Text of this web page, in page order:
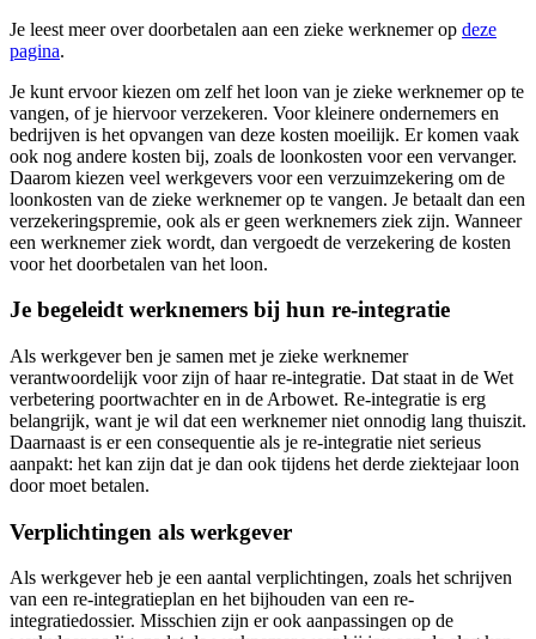
Je leest meer over doorbetalen aan een zieke werknemer op deze
pagina.
Je kunt ervoor kiezen om zelf het loon van je zieke werknemer op te
vangen, of je hiervoor verzekeren. Voor kleinere ondernemers en
bedrijven is het opvangen van deze kosten moeilijk. Er komen vaak
ook nog andere kosten bij, zoals de loonkosten voor een vervanger.
Daarom kiezen veel werkgevers voor een verzuimzekering om de
loonkosten van de zieke werknemer op te vangen. Je betaalt dan een
verzekeringspremie, ook als er geen werknemers ziek zijn. Wanneer
een werknemer ziek wordt, dan vergoedt de verzekering de kosten
voor het doorbetalen van het loon.
Je begeleidt werknemers bij hun re-integratie
Als werkgever ben je samen met je zieke werknemer
verantwoordelijk voor zijn of haar re-integratie. Dat staat in de Wet
verbetering poortwachter en in de Arbowet. Re-integratie is erg
belangrijk, want je wil dat een werknemer niet onnodig lang thuiszit.
Daarnaast is er een consequentie als je re-integratie niet serieus
aanpakt: het kan zijn dat je dan ook tijdens het derde ziektejaar loon
door moet betalen.
Verplichtingen als werkgever
Als werkgever heb je een aantal verplichtingen, zoals het schrijven
van een re-integratieplan en het bijhouden van een re-
integratiedossier. Misschien zijn er ook aanpassingen op de